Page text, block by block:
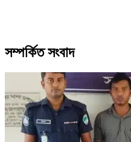
সম্পর্কিত সংবাদ